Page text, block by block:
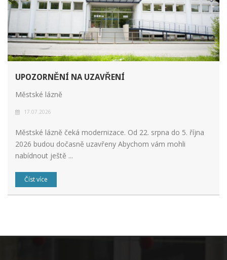
UPOZORNĚNÍ NA UZAVŘENÍ
Městské lázně
17.07.2026
Městské lázně čeká modernizace. Od 22. srpna do 5. října
2026 budou dočasně uzavřeny Abychom vám mohli
nabídnout ještě ...
Číst více